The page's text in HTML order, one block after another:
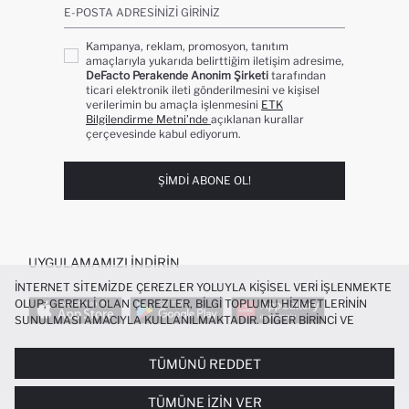
E-POSTA ADRESINIZI GIRINIZ
Kampanya, reklam, promosyon, tanıtım
amaçlarıyla yukarıda belirttiğim iletişim adresime,
DeFacto Perakende Anonim Şirketi tarafından
ticari elektronik ileti gönderilmesini ve kişisel
verilerimin bu amaçla işlenmesini ETK
Bilgilendirme Metni’nde açıklanan kurallar
çerçevesinde kabul ediyorum.
ŞIMDI ABONE OL!
UYGULAMAMIZI İNDIRIN
POPÜLER KATEGORILER
KADIN BEYAZ TIŞÖRT
İNTERNET SITEMIZDE ÇEREZLER YOLUYLA KIŞISEL VERI IŞLENMEKTE
OLUP; GEREKLI OLAN ÇEREZLER, BILGI TOPLUMU HIZMETLERININ
SUNULMASI AMACIYLA KULLANILMAKTADIR. DIĞER BIRINCI VE
DENEYIMI SUNULABILMESI, SITEMIZIN DAHA IŞLEVSEL KILINMASI VE
KIŞISELLEŞTIRMESI VE AÇIK RIZA VERMENIZ HALINDE, SIZLERE
YÖNELIK PAZARLAMA FAALIYETLERININ YAPILMASI AMAÇLARIYLA
SINIRLI OLARAK KULLANILACAKTIR. ÇEREZLERE DAIR TERCIHLERINIZI
TÜMÜNÜ REDDET
TÜMÜNE İZIN VER